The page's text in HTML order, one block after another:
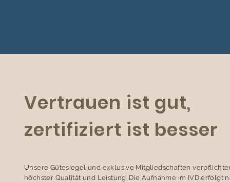
Vertrauen ist gut,
zertifiziert ist besser
Unsere Gütesiegel und exklusive Mitgliedschaften
höchster Qualität und Leistung. Die Aufnahme im IVD erfolgt